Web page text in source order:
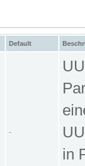
Default
-
in